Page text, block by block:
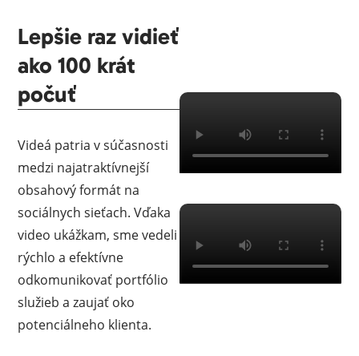
Lepšie raz vidieť
ako 100 krát
počuť
Videá patria v súčasnosti
medzi najatraktívnejší
obsahový formát na
sociálnych sieťach. Vďaka
video ukážkam, sme vedeli
rýchlo a efektívne
odkomunikovať portfólio
služieb a zaujať oko
potenciálneho klienta.